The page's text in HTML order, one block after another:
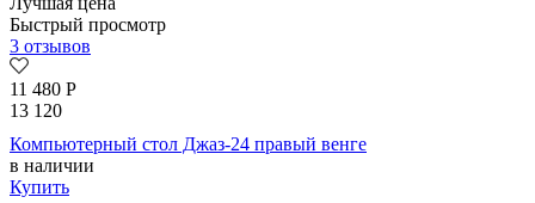
Быстрый просмотр
3 отзывов
11 480 Р
13 120
Компьютерный стол Джаз-24 правый венге
в наличии
Купить